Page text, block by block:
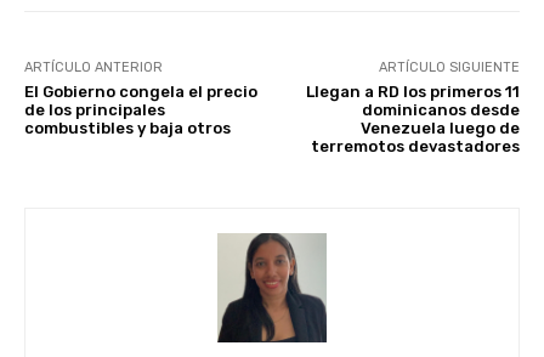
ARTÍCULO ANTERIOR
El Gobierno congela el precio
de los principales
combustibles y baja otros
ARTÍCULO SIGUIENTE
Llegan a RD los primeros 11
dominicanos desde
Venezuela luego de
terremotos devastadores